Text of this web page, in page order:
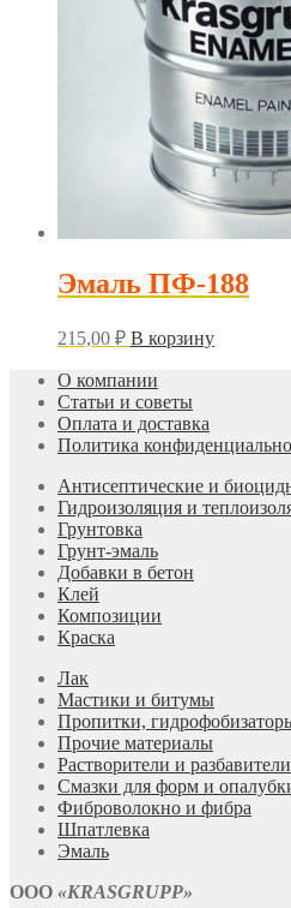
Эмаль ПФ-188
215,00 ₽ В корзину
О компании
Статьи и советы
Оплата и доставка
Политика
Антисептические и
Гидроизоляция и
Грунтовка
Грунт-эмаль
Добавки в бетон
Клей
Композиции
Краска
Лак
Мастики и битумы
Пропитки,
Прочие материалы
Растворители и разбавители
Смазки для форм и
Фиброволокно и фибра
Шпатлевка
Эмаль
ООО «KRASGRUPP»